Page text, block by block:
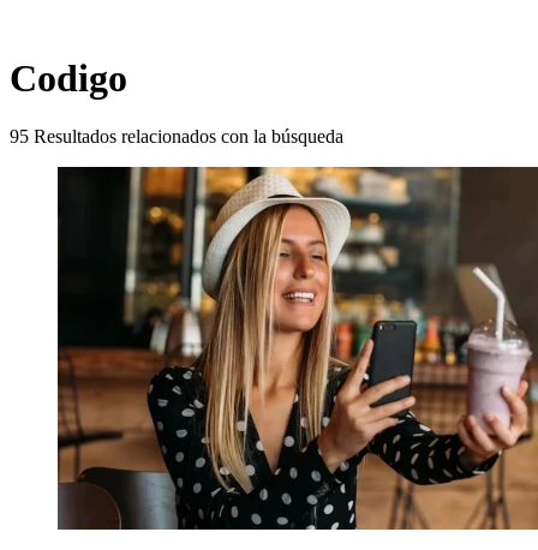
Codigo
95 Resultados relacionados con la búsqueda